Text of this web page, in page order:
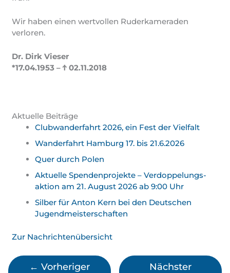
Wir haben einen wertvollen Ruderkameraden
verloren.
Dr. Dirk Vieser
*17.04.1953 –Ϯ 02.11.2018
Aktuelle Beiträge
Clubwanderfahrt 2026, ein Fest der Vielfalt
Wanderfahrt Hamburg 17. bis 21.6.2026
Quer durch Polen
Aktuelle Spendenprojekte – Verdoppelungs­
aktion am 21. August 2026 ab 9:00 Uhr
Silber für Anton Kern bei den Deutschen
Jugend­meister­schaften
Zur Nachrichtenübersicht
← Vorheriger
Nächster